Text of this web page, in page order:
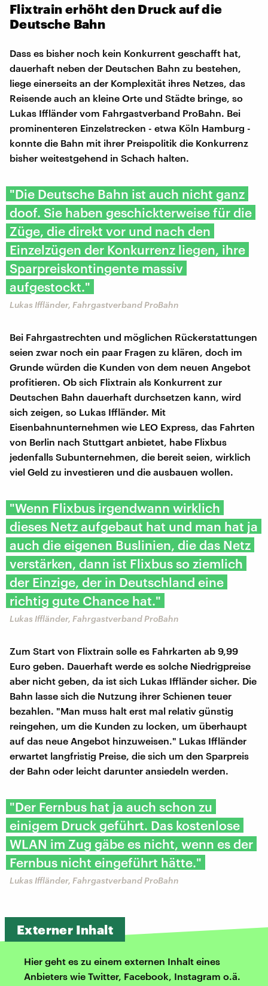
Flixtrain erhöht den Druck auf die
Deutsche Bahn
Dass es bisher noch kein Konkurrent geschafft hat,
dauerhaft neben der Deutschen Bahn zu bestehen,
liege einerseits an der Komplexität ihres Netzes, das
Reisende auch an kleine Orte und Städte bringe, so
Lukas Iffländer vom Fahrgastverband ProBahn. Bei
prominenteren Einzelstrecken - etwa Köln Hamburg -
konnte die Bahn mit ihrer Preispolitik die Konkurrenz
bisher weitestgehend in Schach halten.
"Die Deutsche Bahn ist auch nicht ganz
doof. Sie haben geschickterweise für die
Züge, die direkt vor und nach den
Einzelzügen der Konkurrenz liegen, ihre
Sparpreiskontingente massiv
aufgestockt."
Lukas Iffländer, Fahrgastverband ProBahn
Bei Fahrgastrechten und möglichen Rückerstattungen
seien zwar noch ein paar Fragen zu klären, doch im
Grunde würden die Kunden von dem neuen Angebot
profitieren. Ob sich Flixtrain als Konkurrent zur
Deutschen Bahn dauerhaft durchsetzen kann, wird
sich zeigen, so Lukas Iffländer. Mit
Eisenbahnunternehmen wie LEO Express, das Fahrten
von Berlin nach Stuttgart anbietet, habe Flixbus
jedenfalls Subunternehmen, die bereit seien, wirklich
viel Geld zu investieren und die ausbauen wollen.
"Wenn Flixbus irgendwann wirklich
dieses Netz aufgebaut hat und man hat ja
auch die eigenen Buslinien, die das Netz
verstärken, dann ist Flixbus so ziemlich
der Einzige, der in Deutschland eine
richtig gute Chance hat."
Lukas Iffländer, Fahrgastverband ProBahn
Zum Start von Flixtrain solle es Fahrkarten ab 9,99
Euro geben. Dauerhaft werde es solche Niedrigpreise
aber nicht geben, da ist sich Lukas Iffländer sicher. Die
Bahn lasse sich die Nutzung ihrer Schienen teuer
bezahlen. "Man muss halt erst mal relativ günstig
reingehen, um die Kunden zu locken, um überhaupt
auf das neue Angebot hinzuweisen." Lukas Iffländer
erwartet langfristig Preise, die sich um den Sparpreis
der Bahn oder leicht darunter ansiedeln werden.
"Der Fernbus hat ja auch schon zu
einigem Druck geführt. Das kostenlose
WLAN im Zug gäbe es nicht, wenn es der
Fernbus nicht eingeführt hätte."
Lukas Iffländer, Fahrgastverband ProBahn
Externer Inhalt
Hier geht es zu einem externen Inhalt eines
Anbieters wie Twitter, Facebook, Instagram o.ä.